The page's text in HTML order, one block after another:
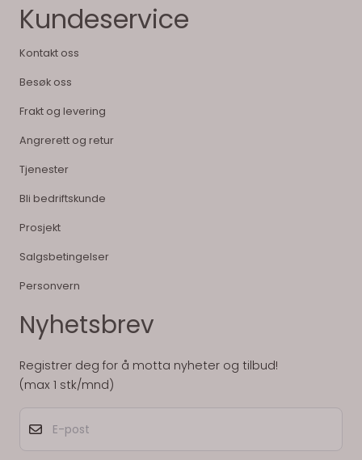
Kundeservice
Kontakt oss
Besøk oss
Frakt og levering
Angrerett og retur
Tjenester
Bli bedriftskunde
Prosjekt
Salgsbetingelser
Personvern
Nyhetsbrev
Registrer deg for å motta nyheter og tilbud!
(max 1 stk/mnd)